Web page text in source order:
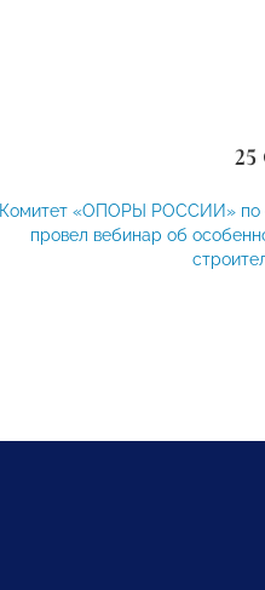
25
Комитет «ОПОРЫ РОССИИ» по
провел вебинар об